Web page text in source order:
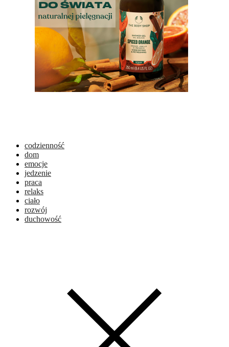
codzienność
dom
emocje
jedzenie
praca
relaks
ciało
rozwój
duchowość